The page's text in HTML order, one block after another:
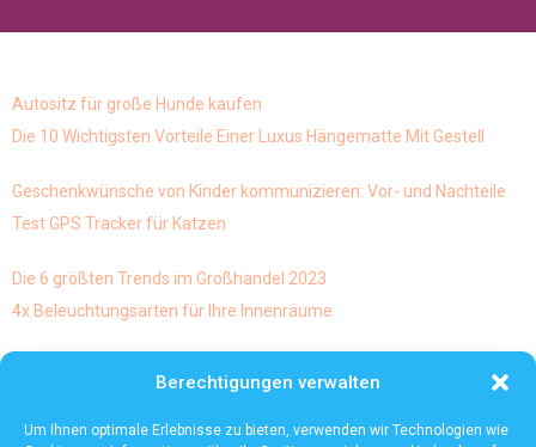
Berechtigungen verwalten
Um Ihnen optimale Erlebnisse zu bieten, verwenden wir Technologien wie
Autositz für große Hunde kaufen
Die 10 Wichtigsten Vorteile Einer Luxus Hängematte Mit Gestell
Geschenkwünsche von Kinder kommunizieren: Vor- und Nachteile
Test GPS Tracker für Katzen
Die 6 größten Trends im Großhandel 2023
4x Beleuchtungsarten für Ihre Innenräume
kunstarten eigentlich und ist es möglich dies
Die häufigsten Mythen über die Lagerautomatisierung